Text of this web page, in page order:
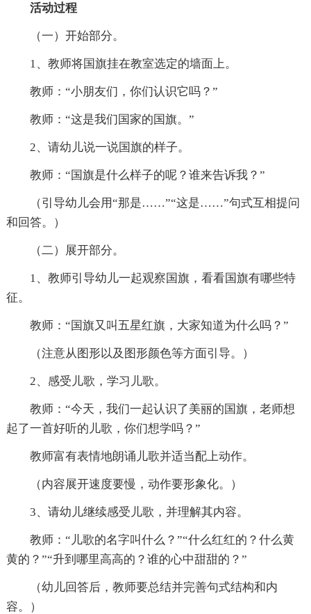
活动过程
（一）开始部分。
1、教师将国旗挂在教室选定的墙面上。
教师：“小朋友们，你们认识它吗？”
教师：“这是我们国家的国旗。”
2、请幼儿说一说国旗的样子。
教师：“国旗是什么样子的呢？谁来告诉我？”
（引导幼儿会用“那是……”“这是……”句式互相提问
和回答。）
（二）展开部分。
1、教师引导幼儿一起观察国旗，看看国旗有哪些特
征。
教师：“国旗又叫五星红旗，大家知道为什么吗？”
（注意从图形以及图形颜色等方面引导。）
2、感受儿歌，学习儿歌。
教师：“今天，我们一起认识了美丽的国旗，老师想
起了一首好听的儿歌，你们想学吗？”
教师富有表情地朗诵儿歌并适当配上动作。
（内容展开速度要慢，动作要形象化。）
3、请幼儿继续感受儿歌，并理解其内容。
教师：“儿歌的名字叫什么？”“什么红红的？什么黄
黄的？”“升到哪里高高的？谁的心中甜甜的？”
（幼儿回答后，教师要总结并完善句式结构和内
容。）